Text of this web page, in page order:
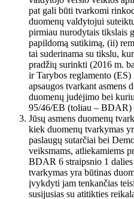
pat gali būti tvarkomi
duomenų valdytojui
pirmiau nurodytais tikslais
papildomą sutikimą, (ii)
tai suderinama su tikslu,
pradžių surinkti (2016 m.
ir Tarybos reglamento
apsaugos tvarkant asmens
duomenų judėjimo bei
95/46/EB (toliau – BDAR)
Jūsų asmens duomenų
kiek duomenų tvarkymas
paslaugų sutarčiai bei
veiksmams, atliekamiems
BDAR 6 straipsnio 1
tvarkymas yra būtinas
įvykdyti jam tenkančias
susijusias su atitikties